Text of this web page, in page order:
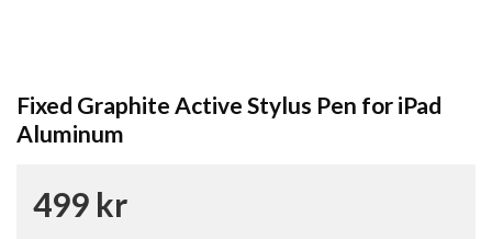
Fixed Graphite Active Stylus Pen for iPad
Aluminum
499 kr